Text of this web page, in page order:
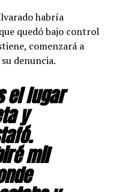
habría
quedó bajo control
comenzará a
denuncia.
el lugar
y
mil